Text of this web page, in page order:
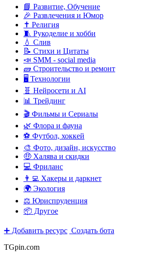
📘 Развитие, Обучение
🎉 Развлечения и Юмор
✝️ Религия
🧵 Рукоделие и хобби
💧 Слив
📝 Стихи и Цитаты
📣 SMM - social media
🧱 Строительство и ремонт
🖥️ Технологии
🧬 Нейросети и AI
📊 Трейдинг
🎬 Фильмы и Сериалы
🌿 Флора и фауна
⚽ Футбол, хоккей
🎨 Фото, дизайн, искусство
🤑 Халява и скидки
💻 Фриланс
👨‍💻 Хакеры и даркнет
🌍 Экология
⚖️ Юриспруденция
📦 Другое
➕ Добавить ресурс Создать бота
TGpin.com